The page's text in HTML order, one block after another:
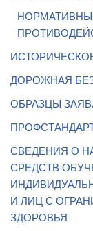
ДОРОЖНАЯ
ОБРАЗЦЫ
СВЕДЕНИЯ О
СРЕДСТВ
И ЛИЦ С
ЗДОРОВЬЯ